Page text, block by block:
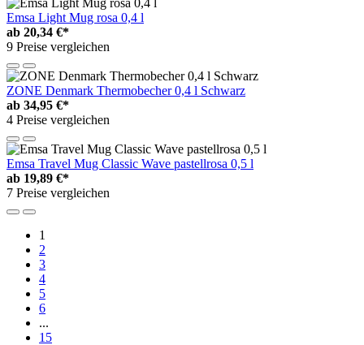
Emsa Light Mug rosa 0,4 l
ab 20,34 €*
9 Preise vergleichen
ZONE Denmark Thermobecher 0,4 l Schwarz
ab 34,95 €*
4 Preise vergleichen
Emsa Travel Mug Classic Wave pastellrosa 0,5 l
ab 19,89 €*
7 Preise vergleichen
1
2
3
4
5
6
...
15